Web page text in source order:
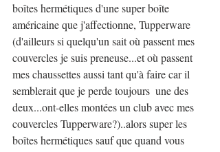
boîtes hermétiques d'une super boîte
américaine que j'affectionne, Tupperware
(d'ailleurs si quelqu'un sait où passent mes
couvercles je suis preneuse...et où passent
mes chaussettes aussi tant qu'à faire car il
semblerait que je perde toujours  une des
deux...ont-elles montées un club avec mes
couvercles Tupperware?)..alors super les
boîtes hermétiques sauf que quand vous